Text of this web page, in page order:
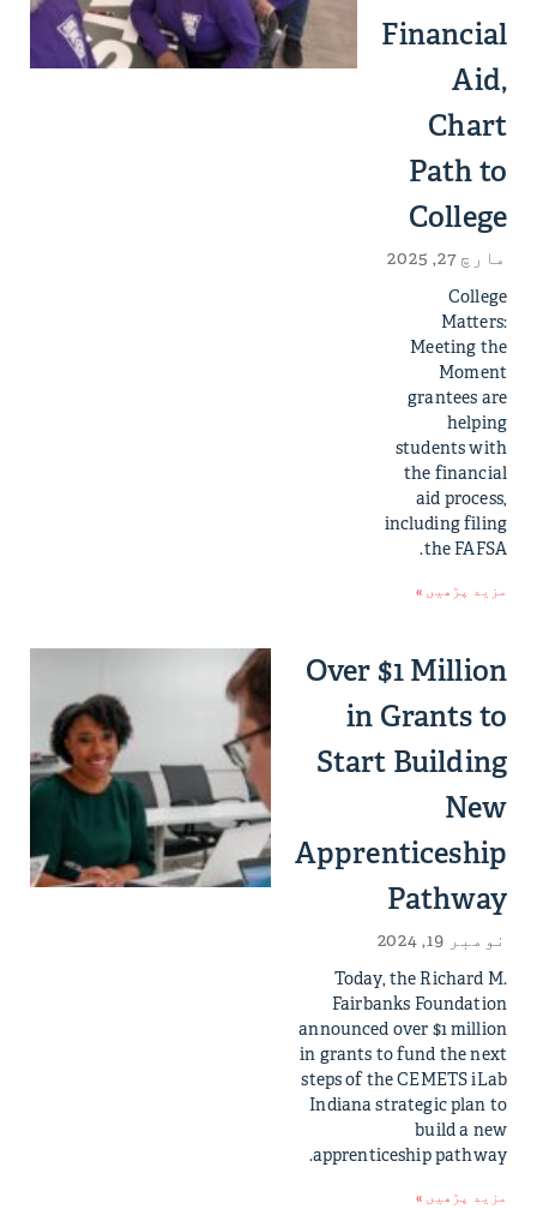
Financial
Aid,
Chart
Path to
College
مارچ 27, 2025
College
Matters:
Meeting the
Moment
grantees are
helping
students with
the financial
aid process,
including filing
the FAFSA.
مزید پڑھیں »
Over $1 Million
in Grants to
Start Building
New
Apprenticeship
Pathway
نومبر 19, 2024
Today, the Richard M.
Fairbanks Foundation
announced over $1 million
in grants to fund the next
steps of the CEMETS iLab
Indiana strategic plan to
build a new
apprenticeship pathway.
مزید پڑھیں »